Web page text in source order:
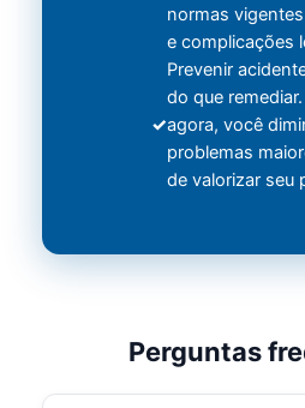
normas
e complicações
Prevenir
do que
agora, você
problemas
de valorizar seu
Perguntas